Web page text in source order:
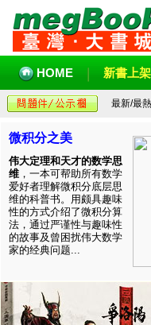
HOME 新書上架
最新/最
微积分之美
伟大定理和天才的数学思
维 ，一本可帮助所有数学
爱好者理解微积分底层思
维的科普书。用颇具趣味
性的方式介绍了微积分算
法，通过严谨性与趣味性
的故事及曾困扰伟大数学
家的经典问题...